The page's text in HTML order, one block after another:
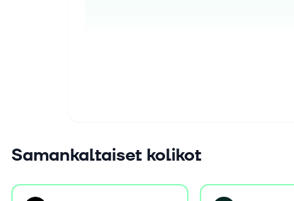
Samankaltaiset kolikot